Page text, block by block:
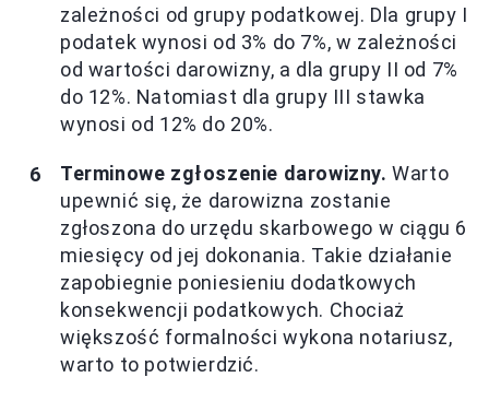
zależności od grupy podatkowej. Dla grupy I
podatek wynosi od 3% do 7%, w zależności
od wartości darowizny, a dla grupy II od 7%
do 12%. Natomiast dla grupy III stawka
wynosi od 12% do 20%.
Terminowe zgłoszenie darowizny. Warto
upewnić się, że darowizna zostanie
zgłoszona do urzędu skarbowego w ciągu 6
miesięcy od jej dokonania. Takie działanie
zapobiegnie poniesieniu dodatkowych
konsekwencji podatkowych. Chociaż
większość formalności wykona notariusz,
warto to potwierdzić.